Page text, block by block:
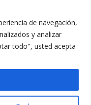
de navegación,
y analizar
todo", usted acepta